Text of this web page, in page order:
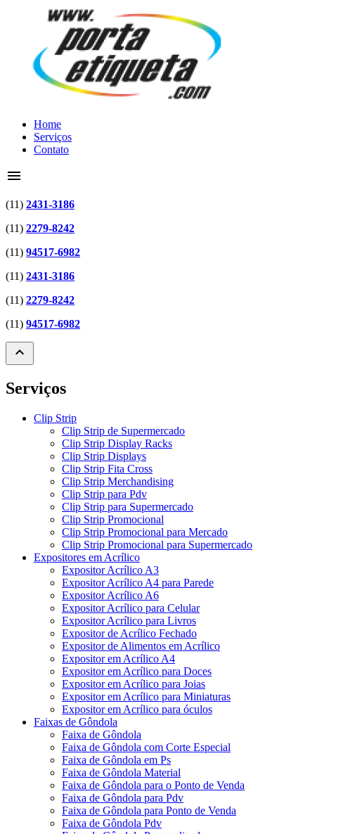
Home
Serviços
Contato
menu
(11) 2431-3186
(11) 2279-8242
(11) 94517-6982
(11) 2431-3186
(11) 2279-8242
(11) 94517-6982
expand_less
Serviços
Clip Strip
Clip Strip de Supermercado
Clip Strip Display Racks
Clip Strip Displays
Clip Strip Fita Cross
Clip Strip Merchandising
Clip Strip para Pdv
Clip Strip para Supermercado
Clip Strip Promocional
Clip Strip Promocional para Mercado
Clip Strip Promocional para Supermercado
Expositores em Acrílico
Expositor Acrílico A3
Expositor Acrílico A4 para Parede
Expositor Acrílico A6
Expositor Acrílico para Celular
Expositor Acrílico para Livros
Expositor de Acrílico Fechado
Expositor de Alimentos em Acrílico
Expositor em Acrílico A4
Expositor em Acrílico para Doces
Expositor em Acrílico para Joias
Expositor em Acrílico para Miniaturas
Expositor em Acrílico para óculos
Faixas de Gôndola
Faixa de Gôndola
Faixa de Gôndola com Corte Especial
Faixa de Gôndola em Ps
Faixa de Gôndola Material
Faixa de Gôndola para o Ponto de Venda
Faixa de Gôndola para Pdv
Faixa de Gôndola para Ponto de Venda
Faixa de Gôndola Pdv